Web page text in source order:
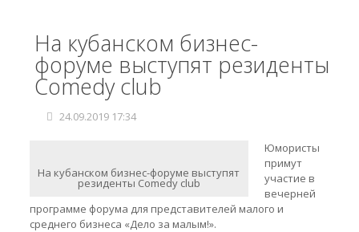
На кубанском бизнес-
форуме выступят резиденты
Comedy club
24.09.2019 17:34
На кубанском бизнес-форуме выступят
резиденты Comedy club
Юмористы
примут
участие в
вечерней
программе форума для представителей малого и
среднего бизнеса «Дело за малым!».